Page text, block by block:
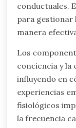
conductuales.
para gestionar
manera
Los
conciencia y la
influyendo en
experiencias
fisiológicos
la frecuencia